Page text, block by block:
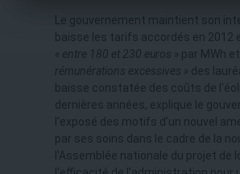
Le gouvernement maintient son
baisse les tarifs accordés en 2012
« entre 180 et 230 euros » par MWh et
rémunérations excessives »
des
baisse constatée des coûts de
dernières années, explique le
l'exposé des motifs d’un nouvel
par ses soins dans le cadre de la
l'Assemblée nationale du projet de